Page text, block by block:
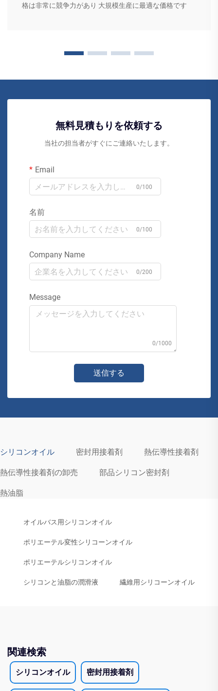
格は非常に競争力があり 大規模生産に最適な価格です
無料見積もりを依頼する
当社の担当者がすぐにご連絡いたします。
Email
0/100
名前
0/100
Company Name
0/200
Message
0/1000
送信する
シリコンオイル 密封用接着剤 熱伝導性接着剤
熱伝導性接着剤の卸売 部品シリコン密封剤
熱油脂
オイルバス用シリコンオイル
ポリエーテル変性シリコーンオイル
ポリエーテルシリコンオイル
シリコンと油脂の潤滑液 繊維用シリコーンオイル
関連検索
シリコンオイル 密封用接着剤